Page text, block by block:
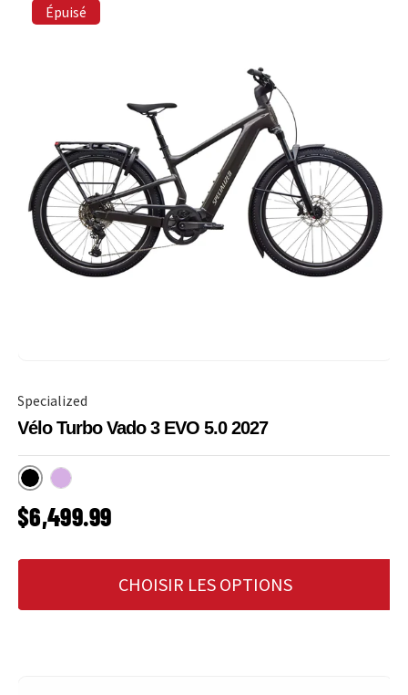
Épuisé
Specialized
Vélo Turbo Vado 3 EVO 5.0 2027
ObsidianAmethyst Frost
PRIX HABITUEL
$6,499.99
CHOISIR LES OPTIONS